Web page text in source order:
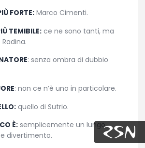
FORTE: Marco Cimenti.
TEMIBILE: ce ne sono tanti, ma
: senza ombra di dubbio
: non ce n’è uno in particolare.
quello di Sutrio.
È: semplicemente un lungo
divertimento.